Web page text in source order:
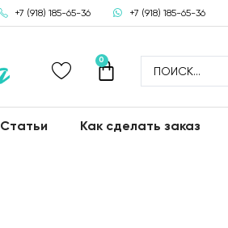
+7 (918) 185-65-36 +7 (918) 185-65-36
0
Статьи Как сделать заказ